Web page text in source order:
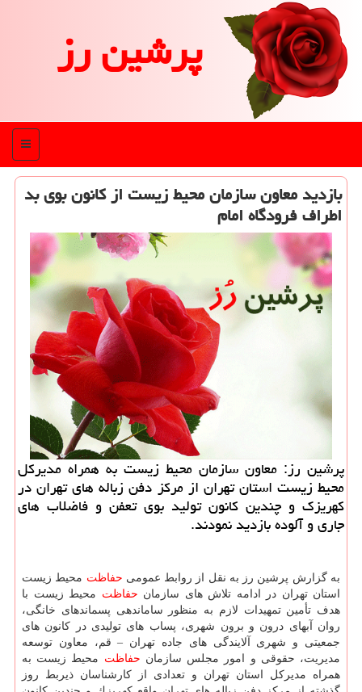
پرشین رز
منو
بازدید معاون سازمان محیط زیست از كانون بوی بد
اطراف فرودگاه امام
پرشین رز: معاون سازمان محیط زیست به همراه مدیركل
محیط زیست استان تهران از مركز دفن زباله های تهران در
كهریزك و چندین كانون تولید بوی تعفن و فاضلاب های
جاری و آلوده بازدید نمودند.
به گزارش پرشین رز به نقل از روابط عمومی حفاظت محیط زیست
استان تهران در ادامه تلاش های سازمان حفاظت محیط زیست با
هدف تأمین تمهیدات لازم به منظور ساماندهی پسماندهای خانگی،
روان آبهای درون و برون شهری، پساب های تولیدی در كانون های
جمعیتی و شهری آلایندگی های جاده تهران – قم، معاون توسعه
مدیریت، حقوقی و امور مجلس سازمان حفاظت محیط زیست به
همراه مدیركل استان تهران و تعدادی از كارشناسان ذیربط روز